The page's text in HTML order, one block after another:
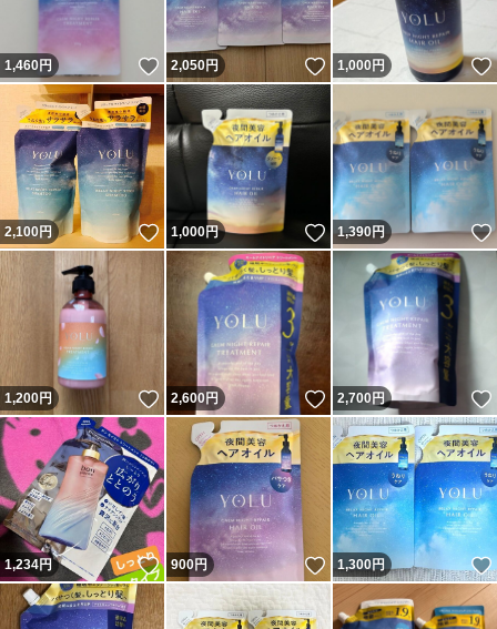
1,460円 いいね！
2,050円 いいね！
1,000 円
2,100円 いいね！
1,000円 いいね！
1,390円
1,200円 いいね！
2,600円 いいね！
2,700円
1,234円 いいね！
900円 いいね！
1,300円